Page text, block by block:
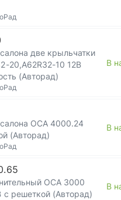
две крыльчатки
20,A62R32-10 12В
(Авторад)
В
ОСА 4000.24
(Авторад)
В
ОСА 3000
решеткой (Авторад)
В